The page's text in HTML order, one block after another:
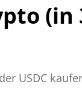
USDC